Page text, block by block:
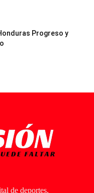
Progreso y
de deportes,